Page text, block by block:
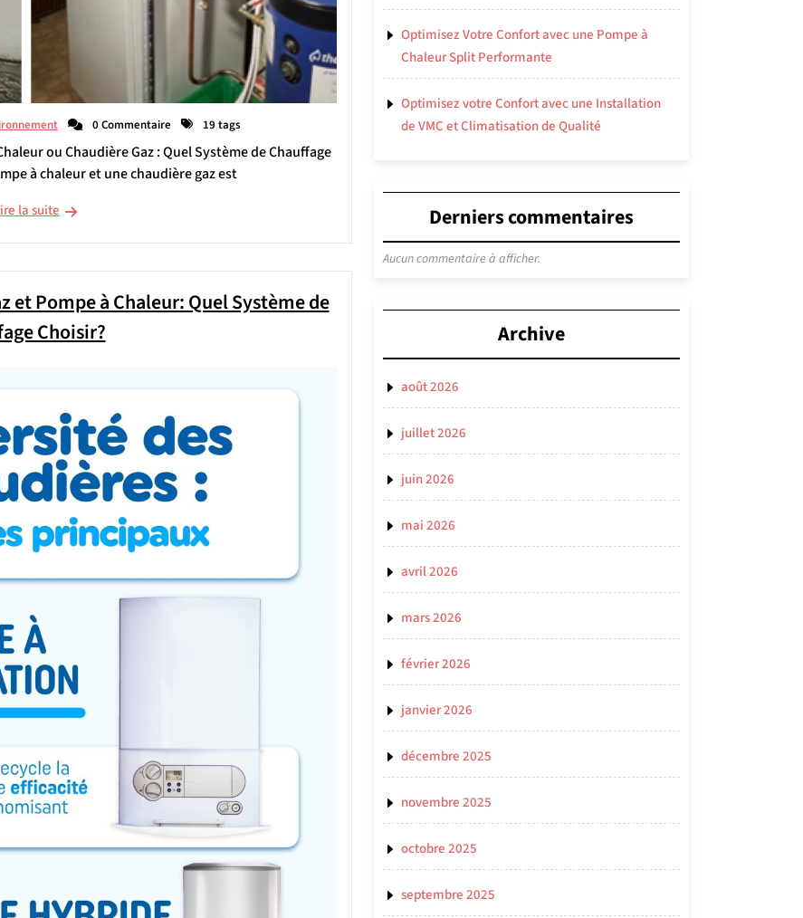
0 Commentaire 19 tags
ou Chaudière Gaz : Quel Système de Chauffage
à chaleur et une chaudière gaz est
la suite
et Pompe à Chaleur: Quel Système de
Choisir?
Optimisez Votre Confort avec une Pompe à
Chaleur Split Performante
Optimisez votre Confort avec une Installation
de VMC et Climatisation de Qualité
Derniers commentaires
Aucun commentaire à afficher.
Archive
août 2026
juillet 2026
juin 2026
mai 2026
avril 2026
mars 2026
février 2026
janvier 2026
décembre 2025
novembre 2025
octobre 2025
septembre 2025